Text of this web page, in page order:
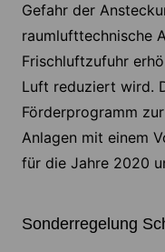
Gefahr der
raumlufttechnische
Frischluftzufuhr
Luft reduziert wird.
Förderprogramm
Anlagen mit einem
für die Jahre 2020
Sonderregelung